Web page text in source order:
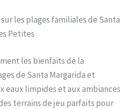
les plages familiales de Santa
Petites
les bienfaits de la
de Santa Margarida et
eaux limpides et aux ambiances
terrains de jeu parfaits pour